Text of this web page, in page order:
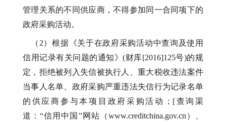
管理关系的不同供应商，不得参加同一合同项下的
政府采购活动。
（ 2）根据《关于在政府采购活动中查询及使用
信用记录有关问题的通知》(财库[2016]125号)的规
定，拒绝被列入失信被执行人、重大税收违法案件
当事人名单、政府采购严重违法失信行为记录名单
的供应商参与本项目政府采购活动；[查询渠
道：“信用中国”网站（www.creditchina.gov.cn）、